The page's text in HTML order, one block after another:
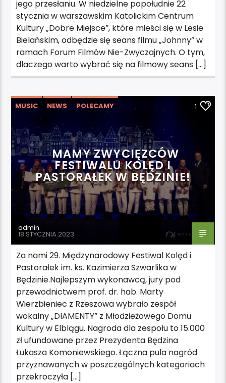
jego przesłaniu. W niedzielne popołudnie 22
stycznia w warszawskim Katolickim Centrum
Kultury „Dobre Miejsce”, które mieści się w Lesie
Bielańskim, odbędzie się seans filmu „Johnny” w
ramach Forum Filmów Nie-Zwyczajnych. O tym,
dlaczego warto wybrać się na filmowy seans […]
MUSIC NEWS
POLECAMY
WYDARZENIA
1
MAMY ZWYCIĘZCÓW
FESTIWALU KOLĘD I
PASTORAŁEK W BĘDZINIE!
admin
18 STYCZNIA 2023
Za nami 29. Międzynarodowy Festiwal Kolęd i
Pastorałek im. ks. Kazimierza Szwarlika w
Będzinie.Najlepszym wykonawcą, jury pod
przewodnictwem prof. dr. hab. Marty
Wierzbieniec z Rzeszowa wybrało zespół
wokalny „DIAMENTY” z Młodzieżowego Domu
Kultury w Elblągu. Nagroda dla zespołu to 15.000
zł ufundowane przez Prezydenta Będzina
Łukasza Komoniewskiego. Łączna pula nagród
przyznawanych w poszczególnych kategoriach
przekroczyła […]